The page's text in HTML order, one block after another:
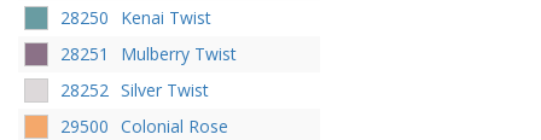
28250
Kenai Twist
28251
Mulberry Twist
28252 Silver Twist
29500 Colonial Rose